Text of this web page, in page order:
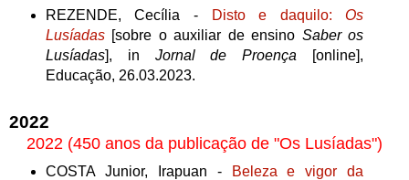
REZENDE, Cecília -
Disto e daquilo:Os
Lusíadas [sobre o auxiliar de ensino Saber os
Lusíadas], in Jornal de Proença [online],
Educação, 26.03.2023.
2022
2022 (450 anos da publicação de "Os Lusíadas")
COSTA Junior, Irapuan -
Beleza e vigor da